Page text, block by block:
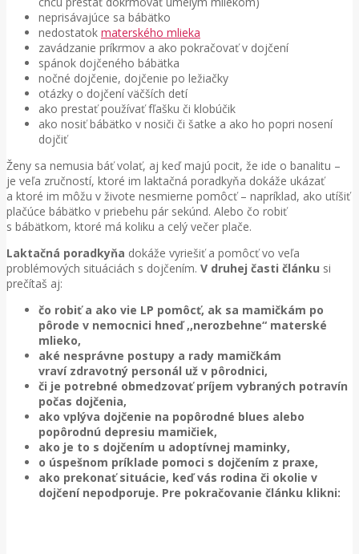
neprisávajúce sa bábätko
nedostatok materského mlieka
zavádzanie príkrmov a ako pokračovať v dojčení
spánok dojčeného bábätka
nočné dojčenie, dojčenie po ležiačky
otázky o dojčení väčších detí
ako prestať používať fľašku či klobúčik
ako nosiť bábätko v nosiči či šatke a ako ho popri nosení
dojčiť
Ženy sa nemusia báť volať, aj keď majú pocit, že ide o banalitu –
je veľa zručností, ktoré im laktačná poradkyňa dokáže ukázať
a ktoré im môžu v živote nesmierne pomôcť – napríklad, ako utíšiť
plačúce bábätko v priebehu pár sekúnd. Alebo čo robiť
s bábätkom, ktoré má koliku a celý večer plače.
Laktačná poradkyňa dokáže vyriešiť a pomôcť vo veľa
problémových situáciách s dojčením. V druhej časti článku si
prečítaš aj:
čo robiť a ako vie LP pomôcť, ak sa mamičkám po
pôrode v nemocnici hneď ,,nerozbehne“ materské
mlieko,
aké nesprávne postupy a rady mamičkám
vravízdravotný personál už v pôrodnici,
či je potrebné obmedzovať príjem vybraných potravín
počas dojčenia,
ako vplýva dojčenie na popôrodné blues alebo
popôrodnú depresiu mamičiek,
ako je to s dojčením u adoptívnej maminky,
o úspešnom príklade pomoci s dojčením z praxe,
ako prekonať situácie, keď vás rodina či okolie v
dojčení nepodporuje. Pre pokračovanie článku klikni: